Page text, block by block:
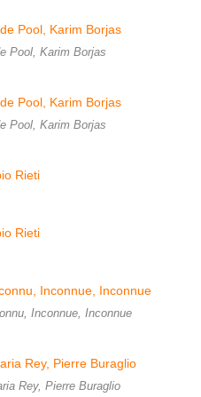
Pool, Karim Borjas
Pool, Karim Borjas
Inconnue, Inconnue
Rey, Pierre Buraglio